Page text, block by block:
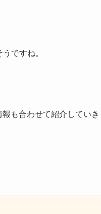
ですね。
も合わせて紹介していき